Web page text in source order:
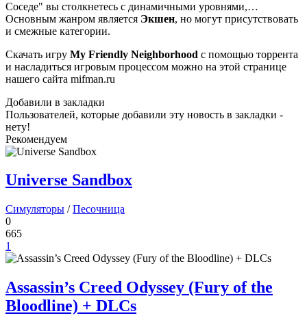
Соседе" вы столкнетесь с динамичными уровнями,…
Основным жанром является Экшен, но могут присутствовать
и смежные категории.
Скачать игру My Friendly Neighborhood с помощью торрента
и насладиться игровым процессом можно на этой странице
нашего сайта mifman.ru
Добавили в закладки
Пользователей, которые добавили эту новость в закладки -
нету!
Рекомендуем
Universe Sandbox
Симуляторы /Песочница
0
665
1
Assassin’s Creed Odyssey (Fury of the
Bloodline) + DLCs